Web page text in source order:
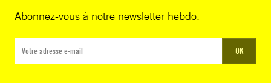
Abonnez-vous à notre newsletter hebdo.
OK